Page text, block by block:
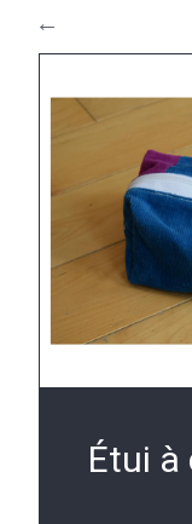
Étui à